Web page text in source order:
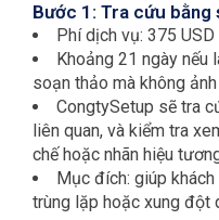
Bước 1: Tra cứu
Phí dịch vụ: 375 USD
Khoảng 21 ngày nếu
soạn thảo mà không
CongtySetup sẽ tra
liên quan, và kiểm tra
chế hoặc nhãn hiệu
Mục đích: giúp
trùng lặp hoặc xung đột